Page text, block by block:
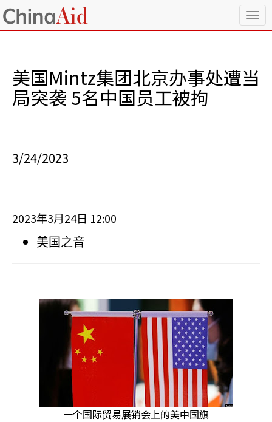
T
o
e
n
美国Mintz集团北京办事处遭当
局突袭 5名中国员工被拘
3/24/2023
2023年3月 24日 12:00
美国之音
一个国际贸易展销会上的美中国旗